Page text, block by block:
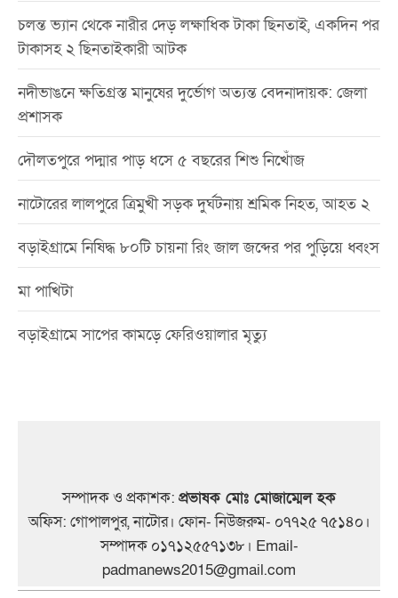
চলন্ত ভ্যান থেকে নারীর দেড় লক্ষাধিক টাকা ছিনতাই, একদিন পর
টাকাসহ ২ ছিনতাইকারী আটক
নদীভাঙনে ক্ষতিগ্রস্ত মানুষের দুর্ভোগ অত্যন্ত বেদনাদায়ক: জেলা
প্রশাসক
দৌলতপুরে পদ্মার পাড় ধসে ৫ বছরের শিশু নিখোঁজ
নাটোরের লালপুরে ত্রিমুখী সড়ক দুর্ঘটনায় শ্রমিক নিহত, আহত ২
বড়াইগ্রামে নিষিদ্ধ ৮০টি চায়না রিং জাল জব্দের পর পুড়িয়ে ধ্বংস
মা পাখিটা
বড়াইগ্রামে সাপের কামড়ে ফেরিওয়ালার মৃত্যু
সম্পাদক ও প্রকাশক: প্রভাষক মোঃ মোজাম্মেল হক
অফিস: গোপালপুর, নাটোর। ফোন- নিউজরুম- ০৭৭২৫ ৭৫১৪০।
সম্পাদক ০১৭১২৫৫৭১৩৮। Email-
padmanews2015@gmail.com